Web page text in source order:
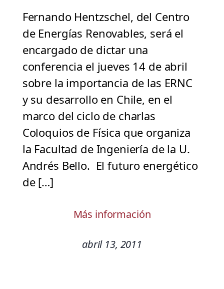
Fernando Hentzschel, del Centro
de Energías Renovables, será el
encargado de dictar una
conferencia el jueves 14 de abril
sobre la importancia de las ERNC
y su desarrollo en Chile, en el
marco del ciclo de charlas
Coloquios de Física que organiza
la Facultad de Ingeniería de la U.
Andrés Bello. El futuro energético
de […]
Más información
abril 13, 2011